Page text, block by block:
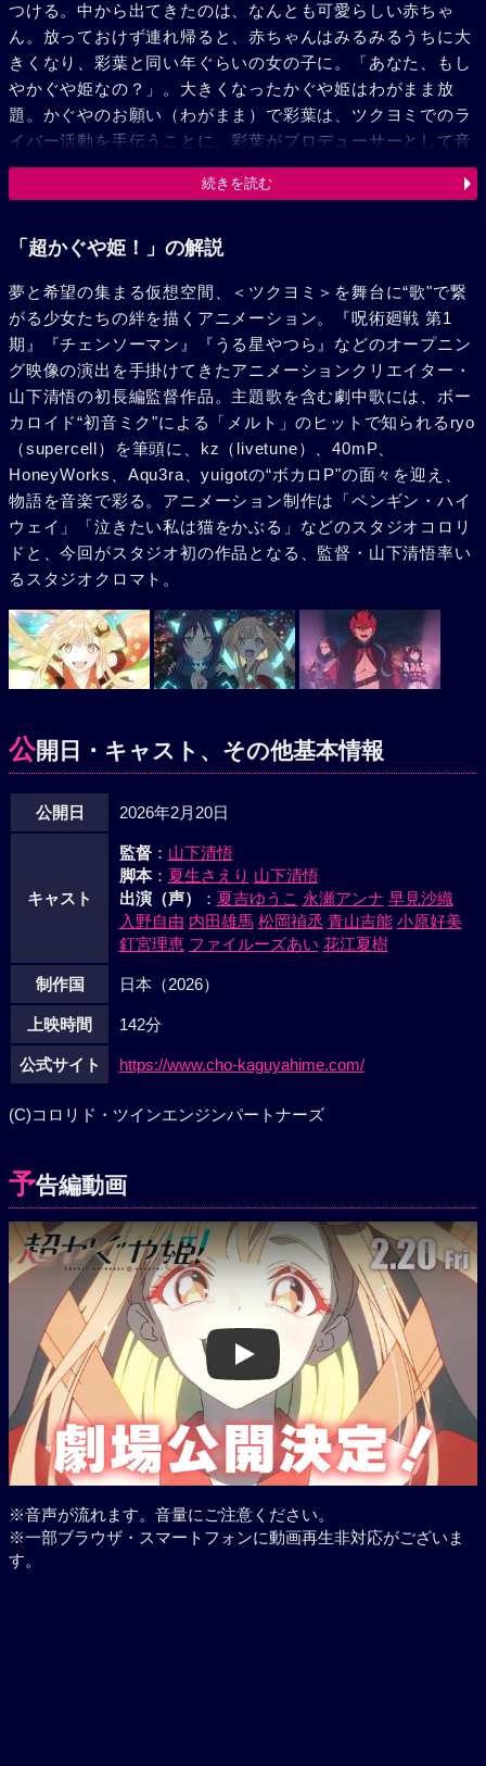
つける。中から出てきたのは、なんとも可愛らしい赤ちゃ
ん。放っておけず連れ帰ると、赤ちゃんはみるみるうちに大
きくなり、彩葉と同い年ぐらいの女の子に。「あなた、もし
やかぐや姫なの？」。大きくなったかぐや姫はわがまま放
題。かぐやのお願い（わがまま）で彩葉は、ツクヨミでのラ
イバー活動を手伝うことに。彩葉がプロデューサーとして音
楽を作り、かぐやがライバーとして歌うことで、二人は少し
ずつ打ち解けていく。かぐやを月へと連れ戻す不吉な影が、
続きを読む
「超かぐや姫！」の解説
夢と希望の集まる仮想空間、＜ツクヨミ＞を舞台に“歌"で繋
がる少女たちの絆を描くアニメーション。『呪術廻戦 第1
期』『チェンソーマン』『うる星やつら』などのオープニン
グ映像の演出を手掛けてきたアニメーションクリエイター・
山下清悟の初長編監督作品。主題歌を含む劇中歌には、ボー
カロイド“初音ミク"による「メルト」のヒットで知られるryo
（supercell）を筆頭に、kz（livetune）、40mP、
HoneyWorks、Aqu3ra、yuigotの“ボカロP"の面々を迎え、
物語を音楽で彩る。アニメーション制作は「ペンギン・ハイ
ウェイ」「泣きたい私は猫をかぶる」などのスタジオコロリ
ドと、今回がスタジオ初の作品となる、監督・山下清悟率い
るスタジオクロマト。
公開日・キャスト、その他基本情報
公開日 2026年2月20日
キャスト
監督： 山下清悟
脚本： 夏生さえり 山下清悟
出演（声）
： 夏吉ゆうこ 永瀬アンナ 早見沙織
入野自由 内田雄馬 松岡禎丞 青山吉能 小原好美
釘宮理恵 ファイルーズあい 花江夏樹
制作国 日本（2026）
上映時間 142分
公式サイト https://www.cho-kaguyahime.com/
(C)コロリド・ツインエンジンパートナーズ
予告編動画
Play
※音声が流れます。音量にご注意ください。
※一部ブラウザ・スマートフォンに動画再生非対応がございま
す。